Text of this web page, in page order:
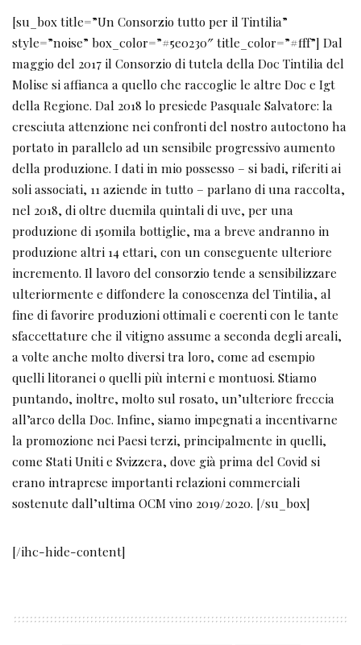
[su_box title=”Un Consorzio tutto per il Tintilia”
style=”noise” box_color=”#5e0230″ title_color=”#fff”] Dal
maggio del 2017 il Consorzio di tutela della Doc Tintilia del
Molise si affianca a quello che raccoglie le altre Doc e Igt
della Regione. Dal 2018 lo presiede Pasquale Salvatore: la
cresciuta attenzione nei confronti del nostro autoctono ha
portato in parallelo ad un sensibile progressivo aumento
della produzione. I dati in mio possesso – si badi, riferiti ai
soli associati, 11 aziende in tutto – parlano di una raccolta,
nel 2018, di oltre duemila quintali di uve, per una
produzione di 150mila bottiglie, ma a breve andranno in
produzione altri 14 ettari, con un conseguente ulteriore
incremento. Il lavoro del consorzio tende a sensibilizzare
ulteriormente e diffondere la conoscenza del Tintilia, al
fine di favorire produzioni ottimali e coerenti con le tante
sfaccettature che il vitigno assume a seconda degli areali,
a volte anche molto diversi tra loro, come ad esempio
quelli litoranei o quelli più interni e montuosi. Stiamo
puntando, inoltre, molto sul rosato, un’ulteriore freccia
all’arco della Doc. Infine, siamo impegnati a incentivarne
la promozione nei Paesi terzi, principalmente in quelli,
come Stati Uniti e Svizzera, dove già prima del Covid si
erano intraprese importanti relazioni commerciali
sostenute dall’ultima OCM vino 2019/2020. [/su_box]
[/ihc-hide-content]